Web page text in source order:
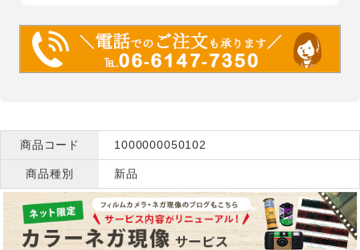
商品コード 1000000050102
商品種別 新品